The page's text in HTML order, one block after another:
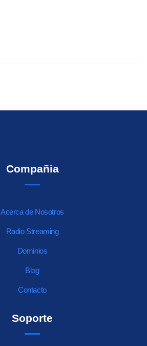
Compañia
Acerca de Nosotros
Radio Streaming
Dominios
Blog
Contacto
Soporte